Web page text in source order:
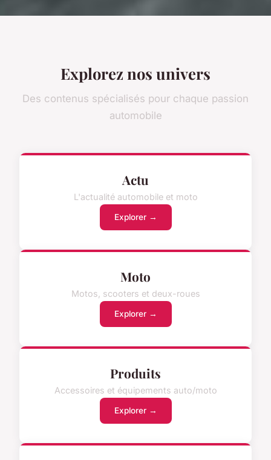
Explorez nos univers
Des contenus spécialisés pour chaque passion
automobile
Actu
L'actualité automobile et moto
Explorer →
Moto
Motos, scooters et deux-roues
Explorer →
Produits
Accessoires et équipements auto/moto
Explorer →